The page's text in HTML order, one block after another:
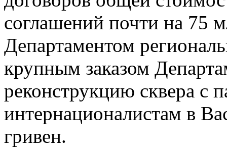
соглашений почти на 75
Департаментом
крупным заказом
реконструкцию сквера с
интернационалистам в
гривен.